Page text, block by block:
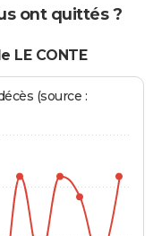
ont quittés ?
LE CONTE
(source :